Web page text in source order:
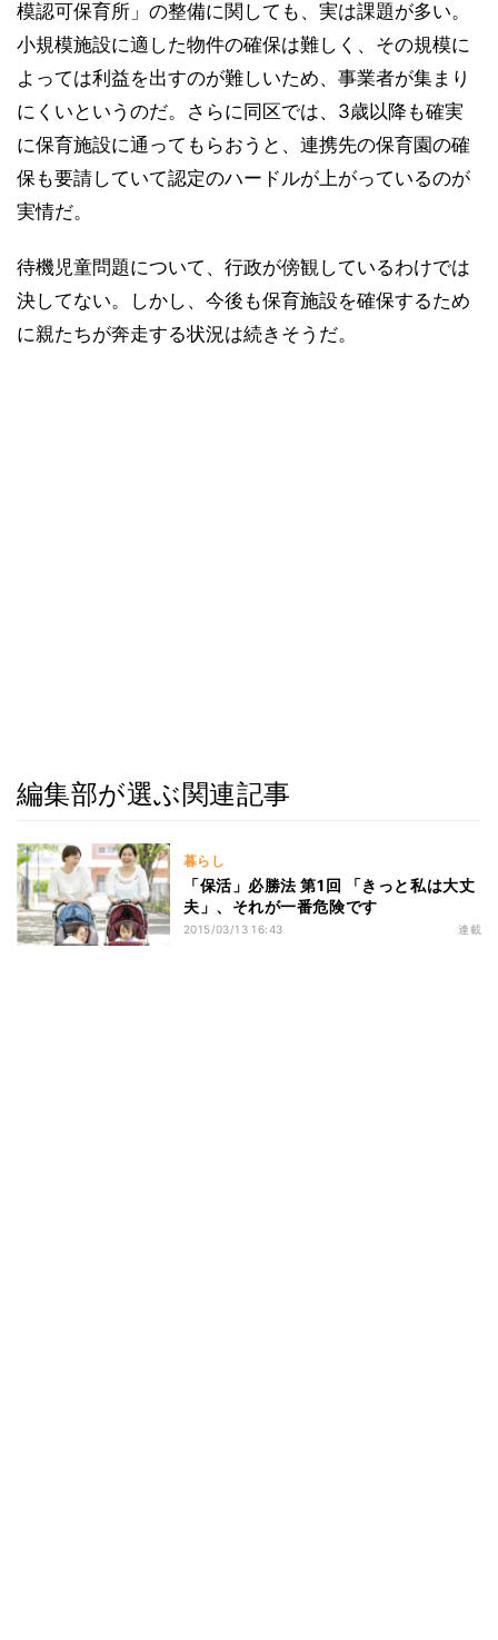
模認可保育所」の整備に関しても、実は課題が多い。
小規模施設に適した物件の確保は難しく、その規模に
よっては利益を出すのが難しいため、事業者が集まり
にくいというのだ。さらに同区では、3歳以降も確実
に保育施設に通ってもらおうと、連携先の保育園の確
保も要請していて認定のハードルが上がっているのが
実情だ。
待機児童問題について、行政が傍観しているわけでは
決してない。しかし、今後も保育施設を確保するため
に親たちが奔走する状況は続きそうだ。
編集部が選ぶ関連記事
暮らし
「保活」必勝法 第1回 「きっと私は大丈
夫」、それが一番危険です
2015/03/13 16:43 連載